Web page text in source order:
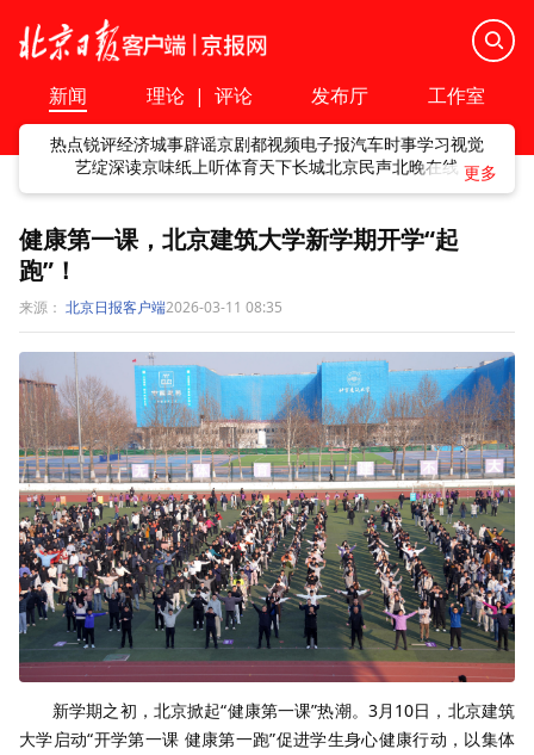
新闻 理论 | 评论 发布厅 工作室
热点锐评经济城事辟谣京剧都视频电子报汽车时事学习视觉
艺绽深读京味纸上听体育天下长城北京民声北晚在线
健康第一课，北京建筑大学新学期开学“起
跑”！
来源： 北京日报客户端2026-03-11 08:35
新学期之初，北京掀起“健康第一课”热潮。3月10日，北京建筑
大学启动“开学第一课 健康第一跑”促进学生身心健康行动，以集体